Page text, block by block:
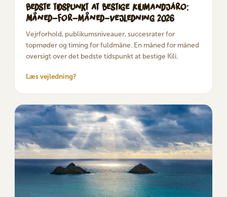
Bedste tidspunkt at bestige Kilimandjáro:
Måned-for-måned-vejledning 2026
Vejrforhold, publikumsniveauer, succesrater for
topmøder og timing for fuldmåne. En måned for måned
oversigt over det bedste tidspunkt at bestige Kili.
Læs vejledning?